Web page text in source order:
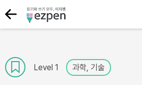
Level 1 과학, 기술